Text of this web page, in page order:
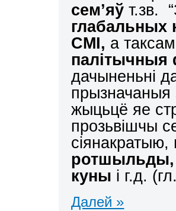
сем’яў т.зв.
глабальных
СМІ, а
палітычныя
дачыненьні
прызначаныя
жыцьцё яе
прозьвішчы
ротшыльды,
куны і г.д.
Далей »